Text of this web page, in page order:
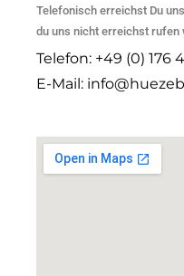
Telefonisch erreichst Du
du uns nicht erreichst rufen
Telefon: +49 (0) 176
E-Mail: